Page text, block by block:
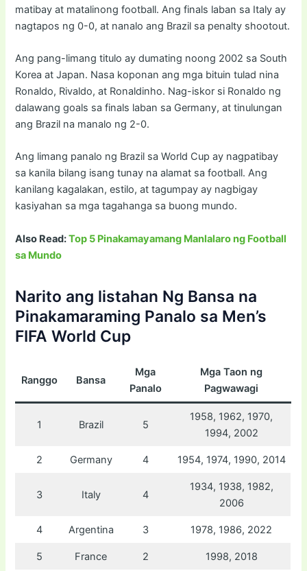
matibay at matalinong football. Ang finals laban sa Italy ay
nagtapos ng 0-0, at nanalo ang Brazil sa penalty shootout.
Ang pang-limang titulo ay dumating noong 2002 sa South
Korea at Japan. Nasa koponan ang mga bituin tulad nina
Ronaldo, Rivaldo, at Ronaldinho. Nag-iskor si Ronaldo ng
dalawang goals sa finals laban sa Germany, at tinulungan
ang Brazil na manalo ng 2-0.
Ang limang panalo ng Brazil sa World Cup ay nagpatibay
sa kanila bilang isang tunay na alamat sa football. Ang
kanilang kagalakan, estilo, at tagumpay ay nagbigay
kasiyahan sa mga tagahanga sa buong mundo.
Also Read:Top 5 Pinakamayamang Manlalaro ng Football
sa Mundo
Narito ang listahan Ng Bansa na
Pinakamaraming Panalo sa Men’s
FIFA World Cup
Ranggo Bansa
Mga
Panalo
Mga Taon ng
Pagwawagi
1 Brazil 5
1958, 1962, 1970,
1994, 2002
2 Germany 4 1954, 1974, 1990, 2014
3 Italy 4
1934, 1938, 1982,
2006
4 Argentina 3 1978, 1986, 2022
5 France 2 1998, 2018